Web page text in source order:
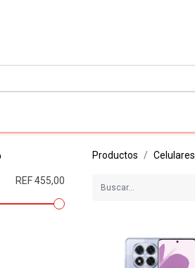
REF 455,00
Productos Celulares